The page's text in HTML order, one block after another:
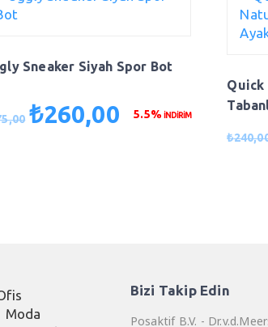
Sneaker Siyah Spor Bot
Orijinal
₺260,00Şu5.5% İNDİRİM
Quick
₺
Moda
Bizi Takip Edin
Posaktif B.V. -